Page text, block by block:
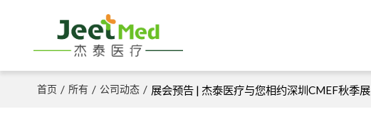
首页 / 所有 / 公司动态 / 展会预告 | 杰泰医疗与您相约深圳CMEF秋季展